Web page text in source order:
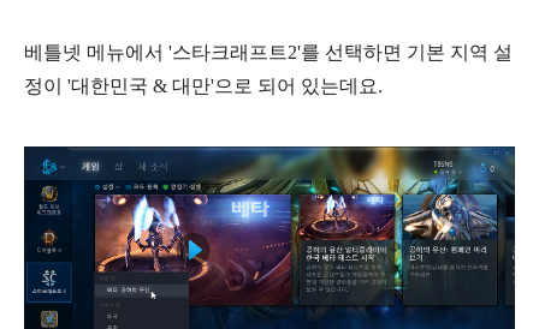
베틀넷 메뉴에서 '스타크래프트2'를 선택하면 기본 지역 설
정이 '대한민국 & 대만'으로 되어 있는데요.